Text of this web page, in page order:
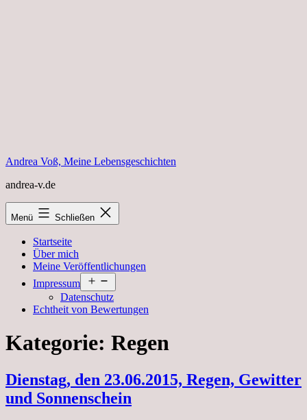
Andrea Voß, Meine Lebensgeschichten
andrea-v.de
Menü Schließen
Startseite
Über mich
Meine Veröffentlichungen
Impressum
öffnen
Datenschutz
Echtheit von Bewertungen
Kategorie: Regen
Dienstag, den 23.06.2015, Regen, Gewitter
und Sonnenschein